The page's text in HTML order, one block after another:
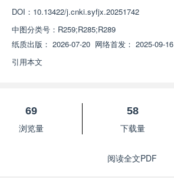
DOI： 10.13422/j.cnki.syfjx.20251742
中图分类号： R259;R285;R289
纸质出版： 2026-07-20 网络首发： 2025-09-16
引用本文
69
浏览量
58
下载量
阅读全文PDF